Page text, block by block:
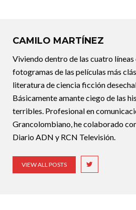
CAMILO MARTÍNEZ
Viviendo dentro de las cuatro
fotogramas de las películas más
literatura de ciencia ficción
Básicamente amante ciego de las
terribles. Profesional en
Grancolombiano, he colaborado
Diario ADN y RCN Televisión.
VIEW ALL POSTS